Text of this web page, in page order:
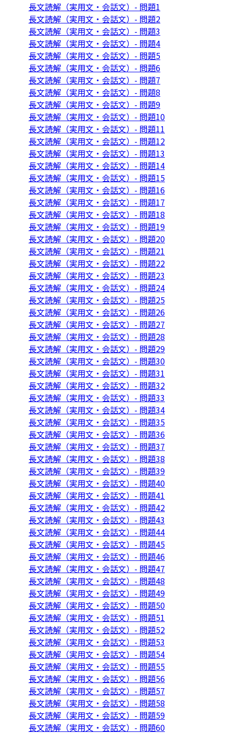
長文読解（実用文・会話文）- 問題1
長文読解（実用文・会話文）- 問題2
長文読解（実用文・会話文）- 問題3
長文読解（実用文・会話文）- 問題4
長文読解（実用文・会話文）- 問題5
長文読解（実用文・会話文）- 問題6
長文読解（実用文・会話文）- 問題7
長文読解（実用文・会話文）- 問題8
長文読解（実用文・会話文）- 問題9
長文読解（実用文・会話文）- 問題10
長文読解（実用文・会話文）- 問題11
長文読解（実用文・会話文）- 問題12
長文読解（実用文・会話文）- 問題13
長文読解（実用文・会話文）- 問題14
長文読解（実用文・会話文）- 問題15
長文読解（実用文・会話文）- 問題16
長文読解（実用文・会話文）- 問題17
長文読解（実用文・会話文）- 問題18
長文読解（実用文・会話文）- 問題19
長文読解（実用文・会話文）- 問題20
長文読解（実用文・会話文）- 問題21
長文読解（実用文・会話文）- 問題22
長文読解（実用文・会話文）- 問題23
長文読解（実用文・会話文）- 問題24
長文読解（実用文・会話文）- 問題25
長文読解（実用文・会話文）- 問題26
長文読解（実用文・会話文）- 問題27
長文読解（実用文・会話文）- 問題28
長文読解（実用文・会話文）- 問題29
長文読解（実用文・会話文）- 問題30
長文読解（実用文・会話文）- 問題31
長文読解（実用文・会話文）- 問題32
長文読解（実用文・会話文）- 問題33
長文読解（実用文・会話文）- 問題34
長文読解（実用文・会話文）- 問題35
長文読解（実用文・会話文）- 問題36
長文読解（実用文・会話文）- 問題37
長文読解（実用文・会話文）- 問題38
長文読解（実用文・会話文）- 問題39
長文読解（実用文・会話文）- 問題40
長文読解（実用文・会話文）- 問題41
長文読解（実用文・会話文）- 問題42
長文読解（実用文・会話文）- 問題43
長文読解（実用文・会話文）- 問題44
長文読解（実用文・会話文）- 問題45
長文読解（実用文・会話文）- 問題46
長文読解（実用文・会話文）- 問題47
長文読解（実用文・会話文）- 問題48
長文読解（実用文・会話文）- 問題49
長文読解（実用文・会話文）- 問題50
長文読解（実用文・会話文）- 問題51
長文読解（実用文・会話文）- 問題52
長文読解（実用文・会話文）- 問題53
長文読解（実用文・会話文）- 問題54
長文読解（実用文・会話文）- 問題55
長文読解（実用文・会話文）- 問題56
長文読解（実用文・会話文）- 問題57
長文読解（実用文・会話文）- 問題58
長文読解（実用文・会話文）- 問題59
長文読解（実用文・会話文）- 問題60